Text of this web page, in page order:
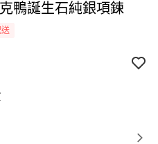
鴨誕生石純銀項鍊
送